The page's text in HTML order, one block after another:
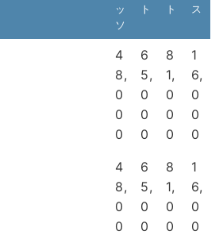
ッ
ソ
ト
ト
ス
4
8,
0
0
0
6
5,
0
0
0
8
1,
0
0
0
1
6,
0
0
0
4
8,
0
0
6
5,
0
0
8
1,
0
0
1
6,
0
0